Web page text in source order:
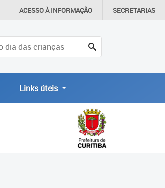
ACESSO ÀINFORMAÇÃO SECRETARIAS
Links úteis